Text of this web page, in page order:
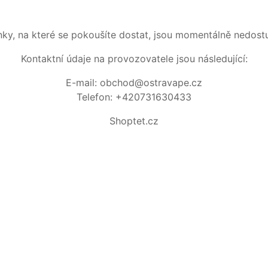
na které se pokoušíte dostat, jsou momentálně
Kontaktní údaje na provozovatele jsou následující:
E-mail: obchod@ostravape.cz
Telefon: +420731630433
Shoptet.cz